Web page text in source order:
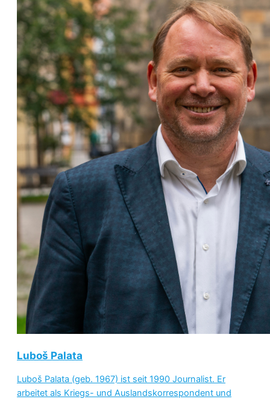
Luboš Palata
Luboš Palata (geb. 1967) ist seit 1990 Journalist. Er
arbeitet als Kriegs- und Auslandskorrespondent und